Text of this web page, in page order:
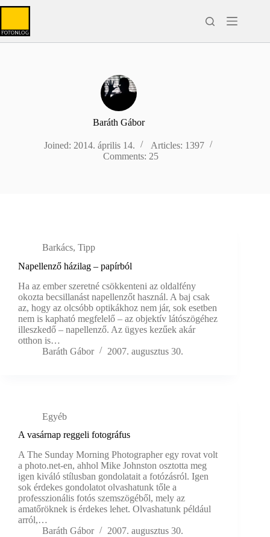
Skip
Baráth Gábor
Joined: 2014. április 14.
Articles: 1397
Comments: 25
Barkács, Tipp
Napellenző házilag – papírból
Ha az ember szeretné csökkenteni az oldalfény
okozta becsillanást napellenzőt használ. A baj csak
az, hogy az olcsóbb optikákhoz nem jár, sok esetben
nem is kapható megfelelő – az objektív látószögéhez
illeszkedő – napellenző. Az ügyes kezűek akár
otthon is…
Baráth Gábor
2007. augusztus 30.
Egyéb
A vasárnap reggeli fotográfus
A The Sunday Morning Photographer egy rovat volt
a photo.net-en, ahhol Mike Johnston osztotta meg
igen kiváló stílusban gondolatait a fotózásról. Igen
sok érdekes gondolatot olvashatunk tőle a
professzionális fotós szemszögéből, mely az
amatőröknek is érdekes lehet. Olvashatunk például
arról,…
Baráth Gábor
2007. augusztus 30.